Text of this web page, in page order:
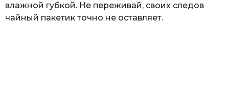
влажной губкой. Не переживай, своих следов
чайный пакетик точно не оставляет.